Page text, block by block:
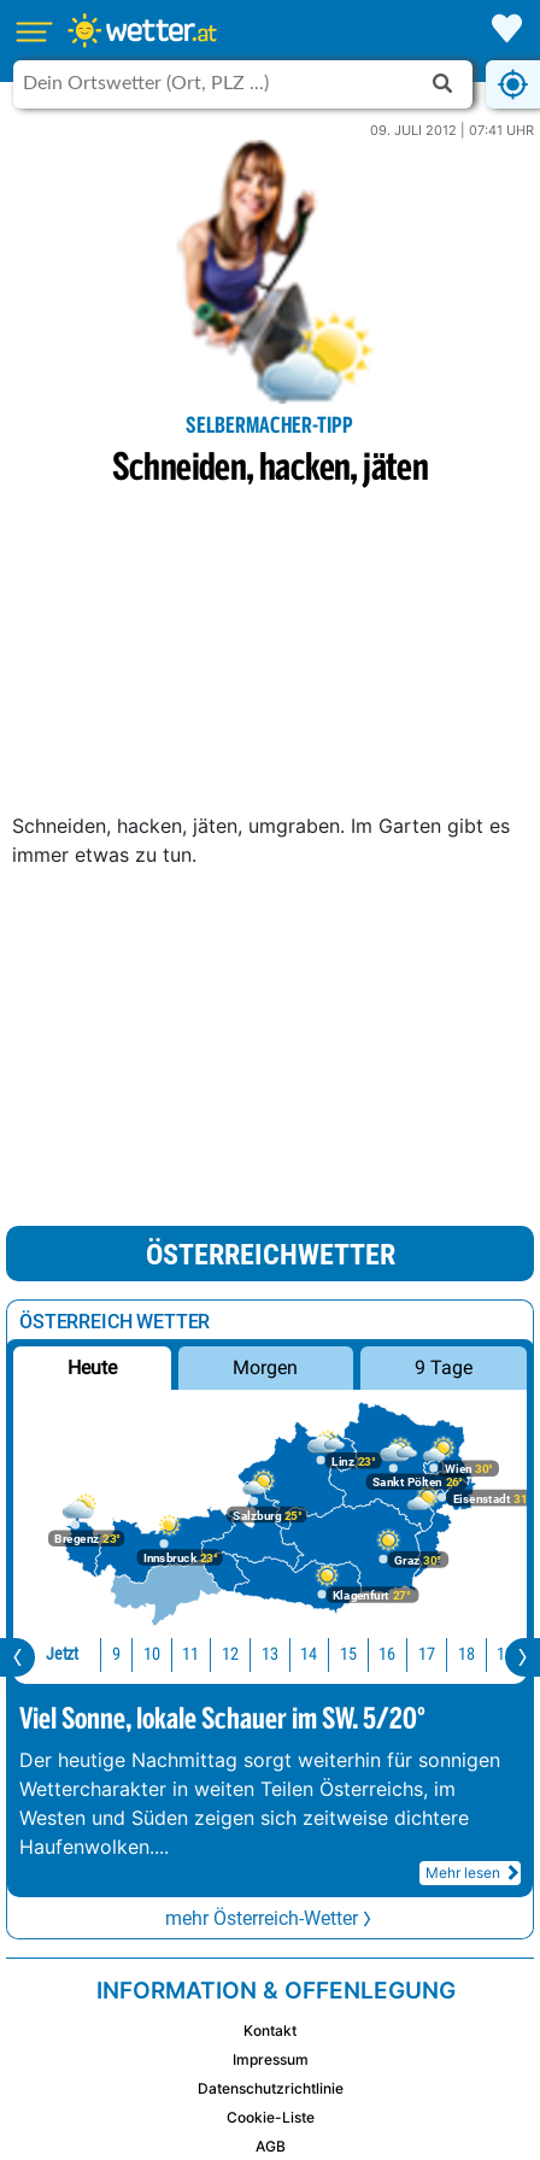
09. JULI 2012 | 07:41 UHR
SELBERMACHER-TIPP
Schneiden, hacken, jäten
Schneiden, hacken, jäten, umgraben. Im Garten gibt es
immer etwas zu tun.
ÖSTERREICHWETTER
ÖSTERREICH WETTER
Heute Morgen 9 Tage
Bregenz23°
Graz30°
Innsbruck23°
Klagenfurt 27°
Linz23°
Salzburg25°
Wien 30°
Eisenstadt 31°
Sankt Pölten 26°
Jetzt 9 10 11 12 13 14 15 16 17 18 19
Viel Sonne, lokale Schauer im SW. 5/20°
Der heutige Nachmittag sorgt weiterhin für sonnigen
Wettercharakter in weiten Teilen Österreichs, im
Westen und Süden zeigen sich zeitweise dichtere
Haufenwolken....
Mehr lesen
mehr Österreich-Wetter
INFORMATION & OFFENLEGUNG
Kontakt
Impressum
Datenschutzrichtlinie
Cookie-Liste
AGB